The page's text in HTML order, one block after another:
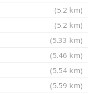
(5.2 km)
(5.2 km)
(5.33 km)
(5.46 km)
(5.54 km)
(5.59 km)